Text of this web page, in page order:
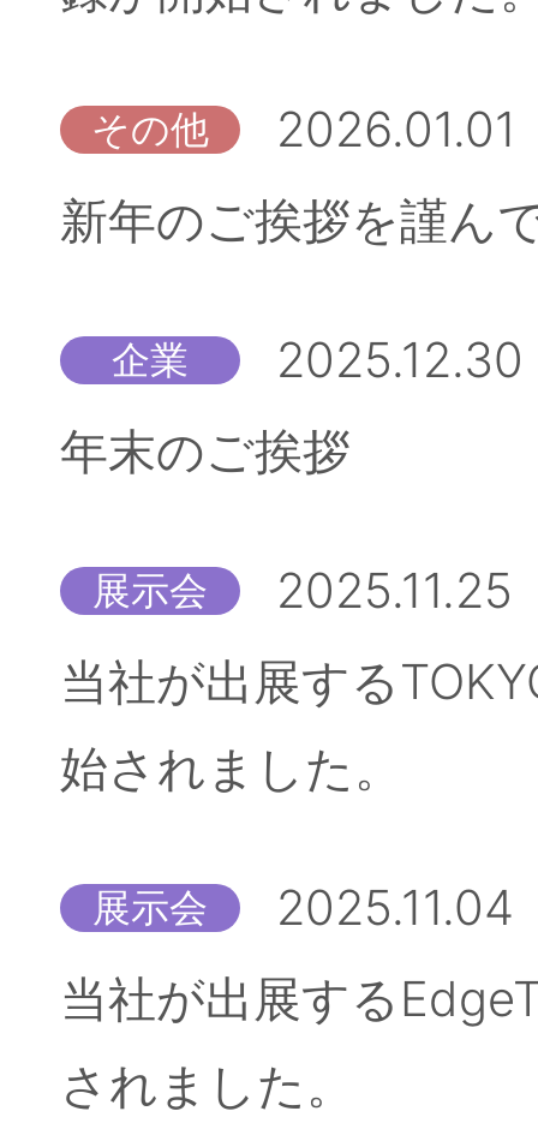
その他
2026.01.01
新年のご挨拶を謹ん
企業
2025.12.30
年末のご挨拶
展示会
2025.11.25
当社が出展する
始されました。
展示会
2025.11.04
当社が出展する
されました。